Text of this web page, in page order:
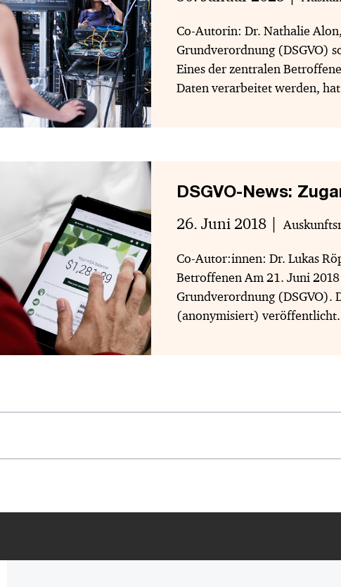
Co-Autorin: Dr. Nathalie
Grundverordnung (DSGVO)
Eines der zentralen
Daten verarbeitet werden,
DSGVO-News:
26. Juni 2018
Co-Autor:innen: Dr. Lukas
Betroffenen Am 21. Juni
Grundverordnung (DSGVO).
(anonymisiert)